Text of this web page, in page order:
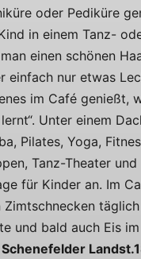
oder Pediküre
in einem Tanz-
einen schönen
einfach nur etwas
im Café genießt,
Unter einem
Pilates, Yoga,
Tanz-Theater und
für Kinder an. Im
Zimtschnecken
und bald auch Eis